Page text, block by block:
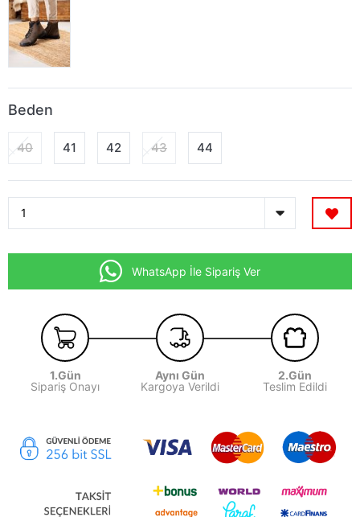
Beden
40 41 42 43 44
WhatsApp İle Sipariş Ver
1.Gün
Sipariş Onayı
Aynı Gün
Kargoya Verildi
2.Gün
Teslim Edildi